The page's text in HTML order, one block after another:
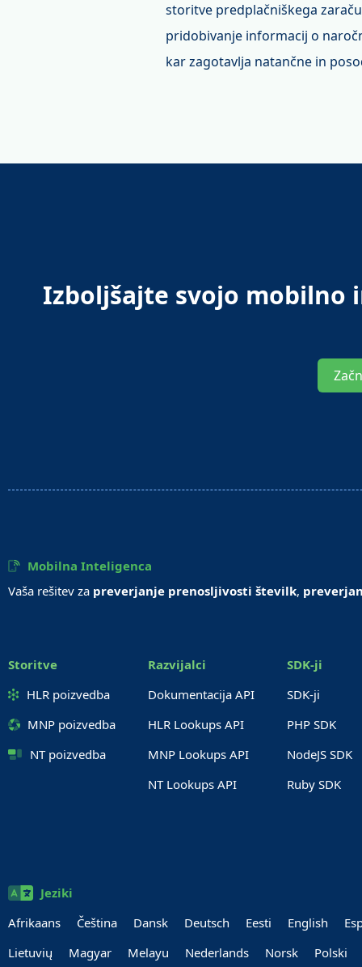
storitve predplačniškega
pridobivanje informacij o
kar zagotavlja natančne in
Izboljšajte svojo mobilno
Mobilna Inteligenca
Vaša rešitev za preverjanje prenosljivosti številk,
Storitve
HLR poizvedba
MNP poizvedba
NT poizvedba
Razvijalci
Dokumentacija API
HLR Lookups API
MNP Lookups API
NT Lookups API
SDK-ji
SDK-ji
PHP SDK
NodeJS SDK
Ruby SDK
Jeziki
Afrikaans
Čeština Dansk Deutsch Eesti English
Lietuvių
Magyar Melayu Nederlands Norsk
Polski